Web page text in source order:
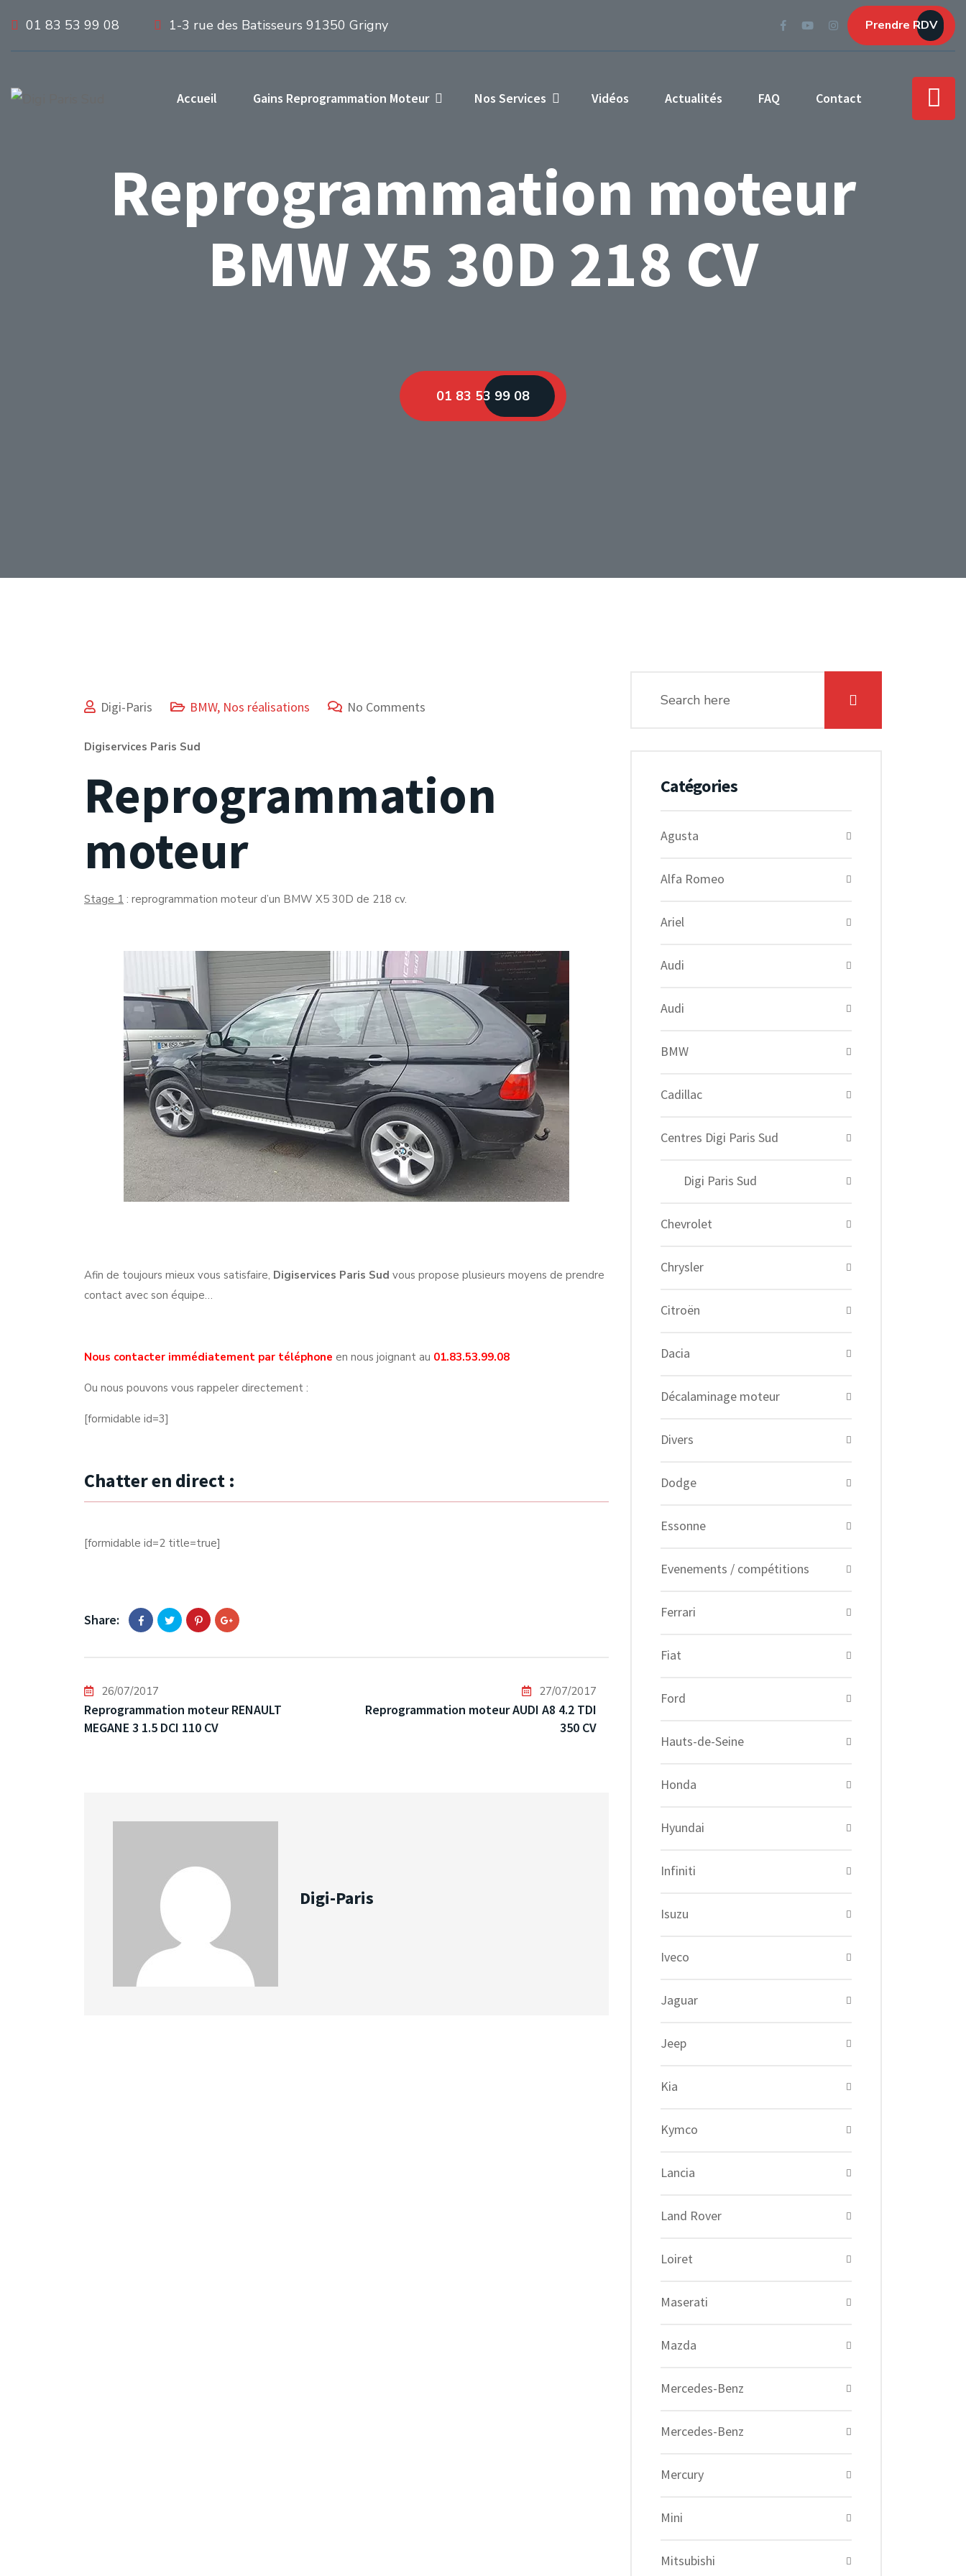
01 83 53 99 08 1-3 rue des Batisseurs 91350 Grigny Prendre RDV
Accueil Gains Reprogrammation Moteur Nos Services Vidéos Actualités FAQ Contact
Reprogrammation moteur
BMW X5 30D 218 CV
01 83 53 99 08
Digi-Paris BMW, Nos réalisations No Comments
Digiservices Paris Sud
Reprogrammation
moteur
Stage 1 : reprogrammation moteur d’un BMW X5 30D de 218 cv.
Afin de toujours mieux vous satisfaire, Digiservices Paris Sud vous propose plusieurs moyens de prendre
contact avec son équipe…
Nous contacter immédiatement par téléphone en nous joignant au 01.83.53.99.08
Ou nous pouvons vous rappeler directement :
[formidable id=3]
Chatter en direct :
[formidable id=2 title=true]
Share:
26/07/2017
Reprogrammation moteur RENAULT
MEGANE 3 1.5 DCI 110 CV
27/07/2017
Reprogrammation moteur AUDI A8 4.2 TDI
350 CV
Digi-Paris
Catégories
Agusta
Alfa Romeo
Ariel
Audi
Audi
BMW
Cadillac
Centres Digi Paris Sud
Digi Paris Sud
Chevrolet
Chrysler
Citroën
Dacia
Décalaminage moteur
Divers
Dodge
Essonne
Evenements / compétitions
Ferrari
Fiat
Ford
Hauts-de-Seine
Honda
Hyundai
Infiniti
Isuzu
Iveco
Jaguar
Jeep
Kia
Kymco
Lancia
Land Rover
Loiret
Maserati
Mazda
Mercedes-Benz
Mercedes-Benz
Mercury
Mini
Mitsubishi